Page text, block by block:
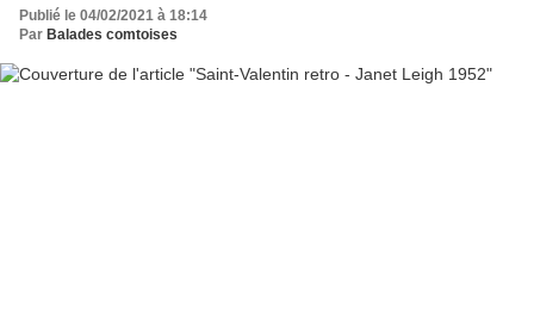
Publié le 04/02/2021 à 18:14
Par Balades comtoises